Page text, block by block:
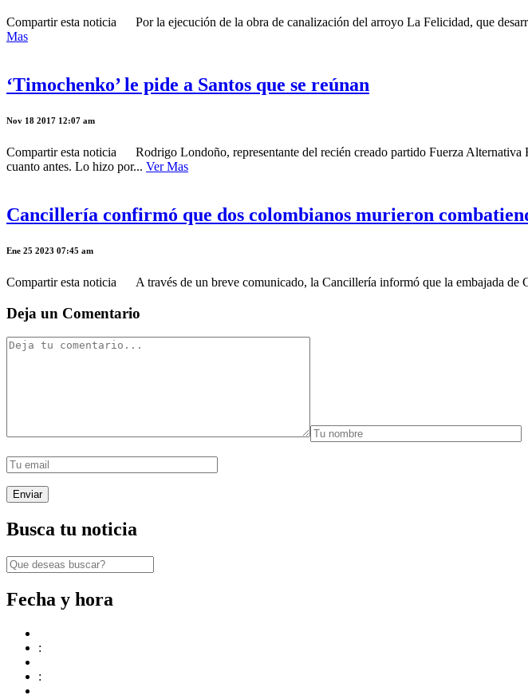
Compartir esta noticia Por la ejecución de la obra de canalización del arroyo La Felicidad, que
Mas
‘Timochenko’ le pide a Santos que se reúnan
Nov 18 2017 12:07 am
Compartir esta noticia Rodrigo Londoño, representante del recién creado partido Fuerza Alternativa
cuanto antes. Lo hizo por... Ver Mas
Cancillería confirmó que dos colombianos murieron
Ene 25 2023 07:45 am
Compartir esta noticia A través de un breve comunicado, la Cancillería informó que la embajada de
Deja un Comentario
Busca tu noticia
Fecha y hora
:
: